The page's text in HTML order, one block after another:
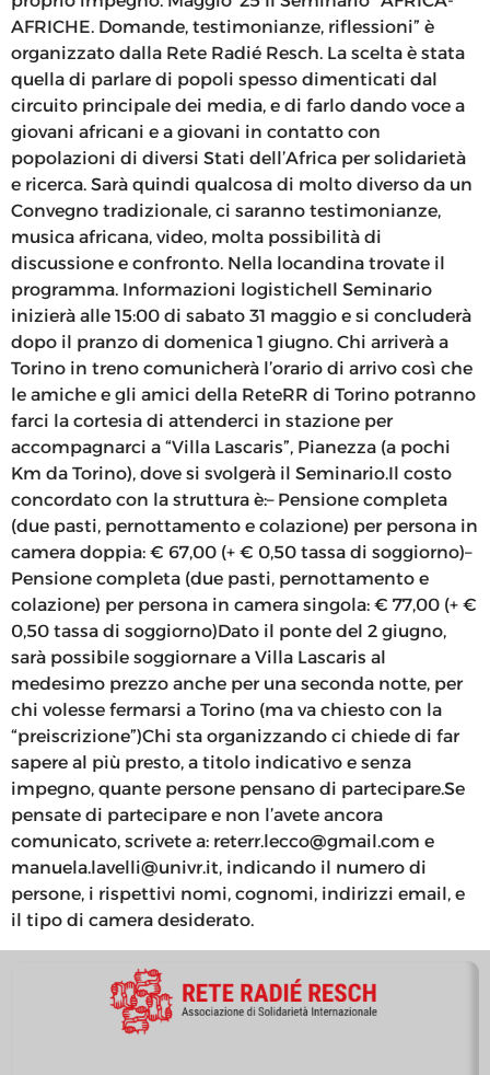
AFRICHE. Domande, testimonianze, riflessioni” è
organizzato dalla Rete Radié Resch. La scelta è stata
quella di parlare di popoli spesso dimenticati dal
circuito principale dei media, e di farlo dando voce a
giovani africani e a giovani in contatto con
popolazioni di diversi Stati dell’Africa per solidarietà
e ricerca. Sarà quindi qualcosa di molto diverso da un
Convegno tradizionale, ci saranno testimonianze,
musica africana, video, molta possibilità di
discussione e confronto. Nella locandina trovate il
programma. Informazioni logisticheIl Seminario
inizierà alle 15:00 di sabato 31 maggio e si concluderà
dopo il pranzo di domenica 1 giugno. Chi arriverà a
Torino in treno comunicherà l’orario di arrivo così che
le amiche e gli amici della ReteRR di Torino potranno
farci la cortesia di attenderci in stazione per
accompagnarci a “Villa Lascaris”, Pianezza (a pochi
Km da Torino), dove si svolgerà il Seminario.Il costo
concordato con la struttura è:– Pensione completa
(due pasti, pernottamento e colazione) per persona in
camera doppia: € 67,00 (+ € 0,50 tassa di soggiorno)–
Pensione completa (due pasti, pernottamento e
colazione) per persona in camera singola: € 77,00 (+ €
0,50 tassa di soggiorno)Dato il ponte del 2 giugno,
sarà possibile soggiornare a Villa Lascaris al
medesimo prezzo anche per una seconda notte, per
chi volesse fermarsi a Torino (ma va chiesto con la
“preiscrizione”)Chi sta organizzando ci chiede di far
sapere al più presto, a titolo indicativo e senza
impegno, quante persone pensano di partecipare.Se
pensate di partecipare e non l’avete ancora
comunicato, scrivete a: reterr.lecco@gmail.com e
manuela.lavelli@univr.it, indicando il numero di
persone, i rispettivi nomi, cognomi, indirizzi email, e
il tipo di camera desiderato.